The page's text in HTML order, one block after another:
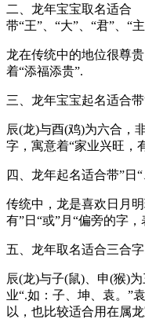
二、龙年宝宝取名适合
带“王”、“大”、“君”、“
龙在传统中的地位很尊
着“添福添贵”.
三、龙年宝宝起名适合带
辰(龙)与酉(鸡)为六合，
字，寓意着“家业兴旺，
四、龙年起名适合带”日“
传统中，龙是喜欢日月
有”日“或”月“偏旁的字
五、龙年取名适合三合字
辰(龙)与子(鼠)、申(猴)
业“.如：子、坤、袁。”
以，也比较适合用在属